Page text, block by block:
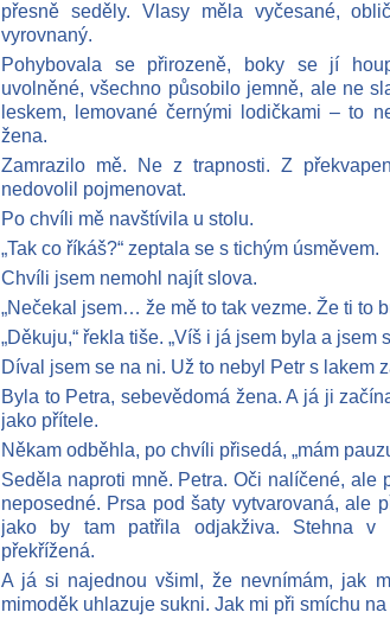
přesně seděly. Vlasy měla vyčesané,
vyrovnaný.
Pohybovala se přirozeně, boky se jí
uvolněné, všechno působilo jemně, ale ne
leskem, lemované černými lodičkami – to
žena.
Zamrazilo mě. Ne z trapnosti. Z
nedovolil pojmenovat.
Po chvíli mě navštívila u stolu.
„Tak co říkáš?“ zeptala se s tichým úsměvem.
Chvíli jsem nemohl najít slova.
„Nečekal jsem… že mě to tak vezme. Že ti to
„Děkuju,“ řekla tiše. „Víš i já jsem byla a jsem
Díval jsem se na ni. Už to nebyl Petr s lakem
Byla to Petra, sebevědomá žena. A já ji
jako přítele.
Někam odběhla, po chvíli přisedá, „mám
Seděla naproti mně. Petra. Oči nalíčené, ale
neposedné. Prsa pod šaty vytvarovaná, ale
jako by tam patřila odjakživa. Stehna v
překřížená.
A já si najednou všiml, že nevnímám, jak
mimoděk uhlazuje sukni. Jak mi při smíchu